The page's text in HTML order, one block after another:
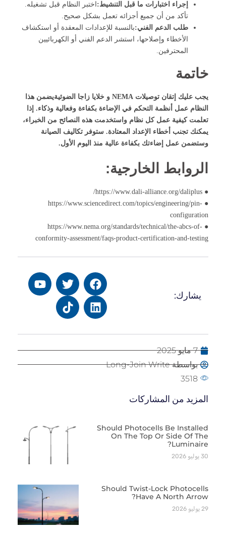
إجراء اختبارات ما قبل التنشيط: اختبر النظام قبل تشغيله.
تأكد من أن جميع أجزائه تعمل بشكل صحيح.
طلب الدعم الفني:بالنسبة للإعدادات المعقدة أو استكشاف
الأخطاء وإصلاحها، استشر الدعم الفني أو الكهربائيين
المحترفين.
خاتمة
يجب عليك إتقان توصيلات NEMA و خلايا زاجا الضوئيةيضمن هذا
النظام عمل أنظمة التحكم في الإضاءة بكفاءة وفعالية وذكاء. إذا
تعلمت كيفية عمل كل نظام واستخدمت هذه النصائح من الخبراء،
يمكنك تجنب أخطاء الإعداد المعتادة. ستوفر تكاليف الصيانة
وستضمن عمل إضاءتك بكفاءة عالية منذ اليوم الأول.
الروابط الخارجية:
● https://www.dali-alliance.org/daliplus/
● https://www.sciencedirect.com/topics/engineering/pin-
configuration
● https://www.nema.org/standards/technical/the-abcs-of-
conformity-assessment/faqs-product-certification-and-testing
يشارك:
7 مايو 2025
بواسطة Long-Join Write
3518
المزيد من المشاركات
Should Photocells Be Installed
On The Top Or Side Of The
Luminaire?
30 يوليو 2026
Should Twist-Lock Photocells
Have A North Arrow?
29 يوليو 2026